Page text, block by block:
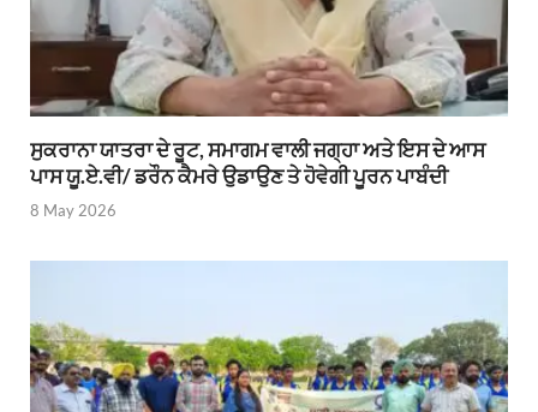
ਸੁਕਰਾਨਾ ਯਾਤਰਾ ਦੇ ਰੂਟ, ਸਮਾਗਮ ਵਾਲੀ ਜਗ੍ਹਾ ਅਤੇ ਇਸ ਦੇ ਆਸ
ਪਾਸ ਯੂ.ਏ.ਵੀ/ ਡਰੌਨ ਕੈਮਰੇ ਉਡਾਉਣ ਤੇ ਹੋਵੇਗੀ ਪੂਰਨ ਪਾਬੰਦੀ
8 May 2026